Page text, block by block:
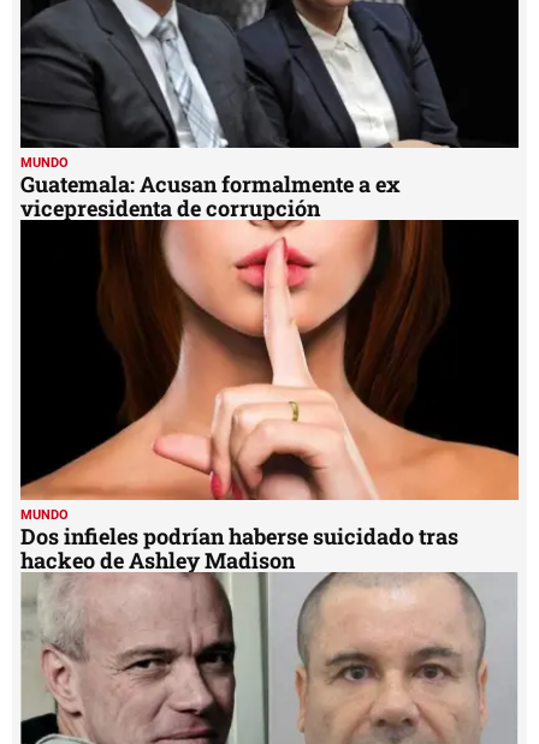
MUNDO
Guatemala: Acusan formalmente a ex
vicepresidenta de corrupción
MUNDO
Dos infieles podrían haberse suicidado tras
hackeo de Ashley Madison